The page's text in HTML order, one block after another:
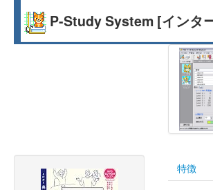
P-Study System [インタ
特徴